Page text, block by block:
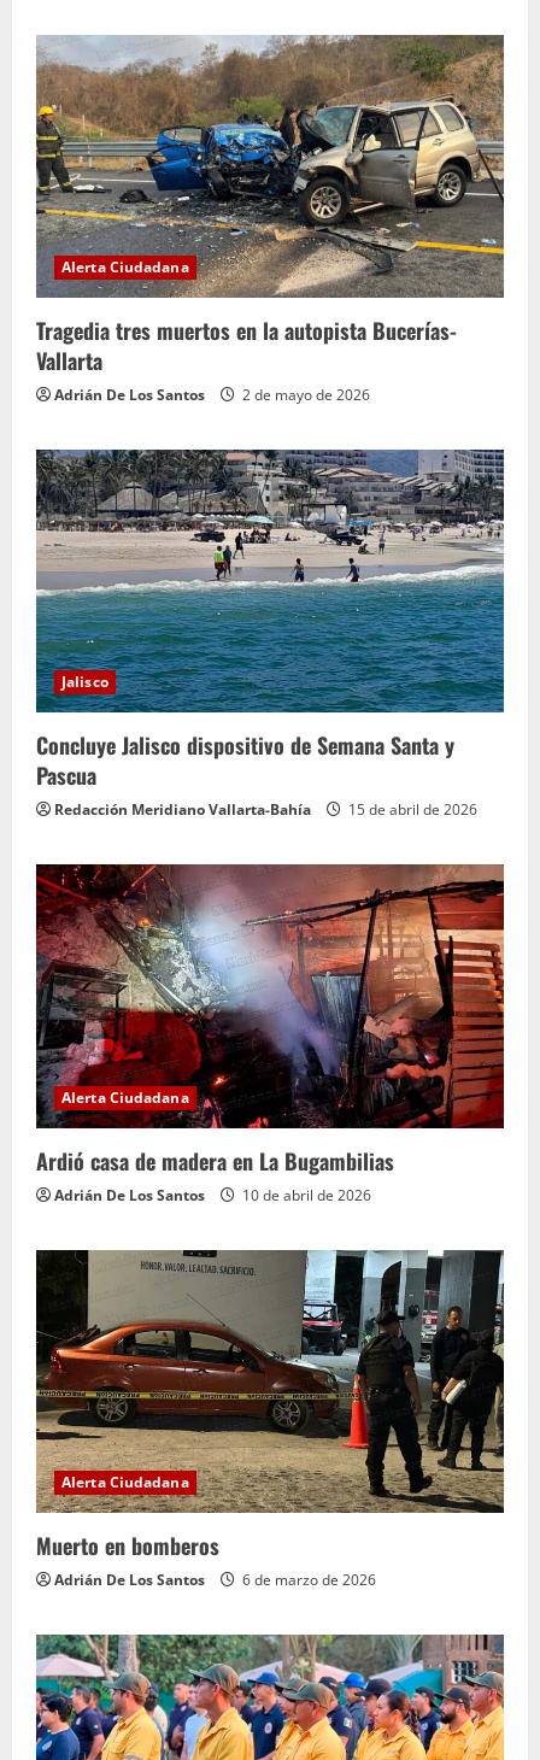
Alerta Ciudadana
Tragedia tres muertos en la autopista Bucerías-
Vallarta
Adrián De Los Santos 2 de mayo de 2026
Jalisco
Concluye Jalisco dispositivo de Semana Santa y
Pascua
Redacción Meridiano Vallarta-Bahía 15 de abril de 2026
Alerta Ciudadana
Ardió casa de madera en La Bugambilias
Adrián De Los Santos 10 de abril de 2026
Alerta Ciudadana
Muerto en bomberos
Adrián De Los Santos 6 de marzo de 2026